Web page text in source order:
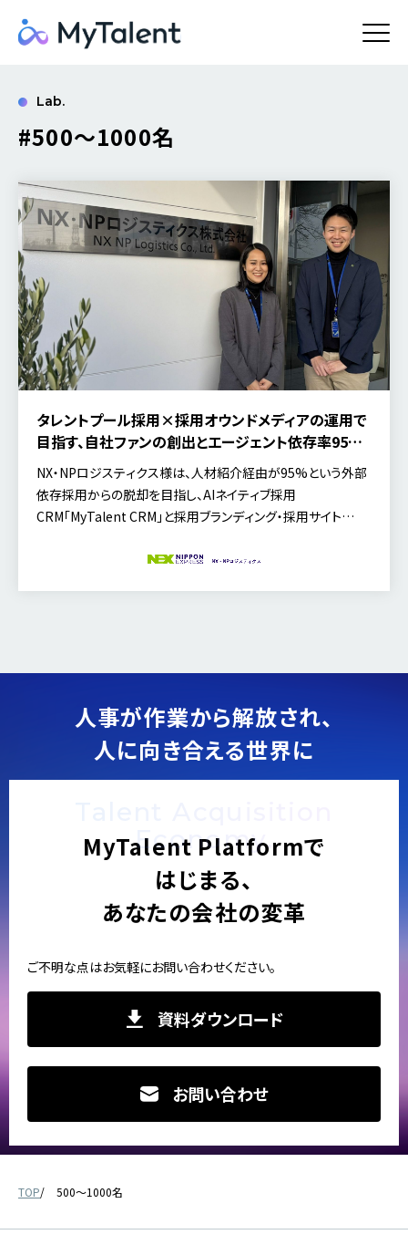
Lab.
#500～1000名
タレントプール採用×採用オウンドメディアの運用で
目指す、自社ファンの創出とエージェント依存率95%
からの脱却
NX・NPロジスティクス様は、人材紹介経由が95%という外部
依存採用からの脱却を目指し、AIネイティブ採用
CRM「MyTalent CRM」と採用ブランディング・採用サイト
「ファン化」と採用資産の構築を進めているのか、人事部の西谷
人事が作業から解放され、
人に向き合える世界に
Economy.
MyTalent Platformで
はじまる、
あなたの会社の変革
ご不明な点はお気軽にお問い合わせください。
資料ダウンロード
お問い合わせ
TOP 500～1000名